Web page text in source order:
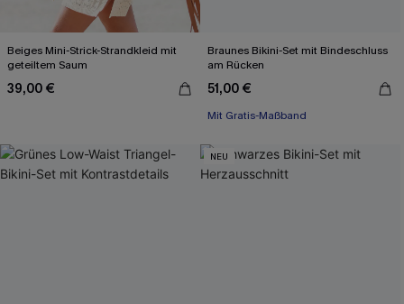
Beiges Mini-Strick-Strandkleid mit
geteiltem Saum
39,00 €
Braunes Bikini-Set mit Bindeschluss
am Rücken
51,00 €
Mit Gratis-Maßband
NEU